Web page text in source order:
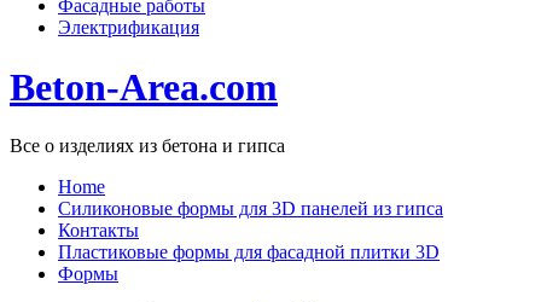
Фасадные работы
Электрификация
Beton-Area.com
Все о изделиях из бетона и гипса
Home
Cиликоновые формы для 3D панелей из гипса
Контакты
Пластиковые формы для фасадной плитки 3D
Формы